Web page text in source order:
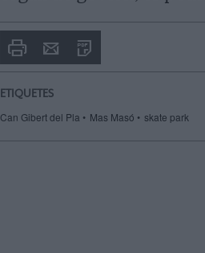
Envia
un
ETIQUETES
Can Gibert del Pla Mas Masó skate park